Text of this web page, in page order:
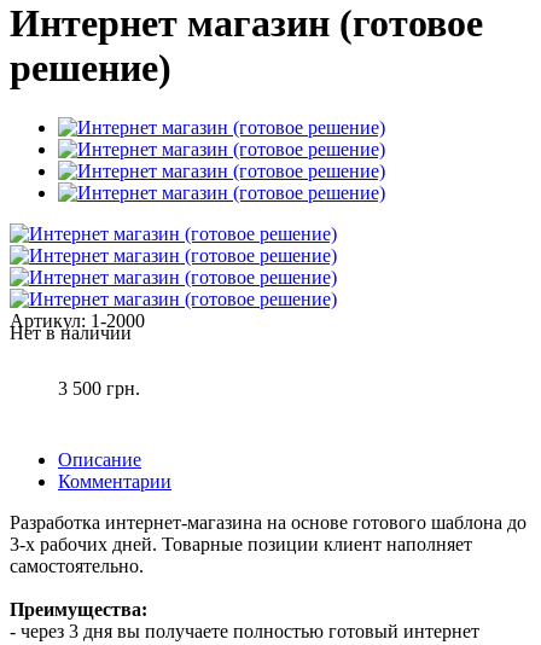
Интернет магазин (готовое
решение)
Артикул: 1-2000
Нет в наличии
3 500 грн.
Описание
Комментарии
Разработка интернет-магазина на основе готового шаблона до
3-х рабочих дней. Товарные позиции клиент наполняет
самостоятельно.
Преимущества:
- через 3 дня вы получаете полностью готовый интернет